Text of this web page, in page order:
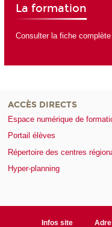
La formation
Consulter la fiche
ACCÈS DIRECTS
Espace numérique de
Portail élèves
Répertoire des centres
Hyper-planning
Infos site